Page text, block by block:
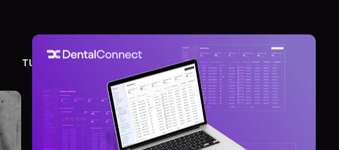
TUNNEL D'ACQUISITION BLOG APPLICATION MÉTIER